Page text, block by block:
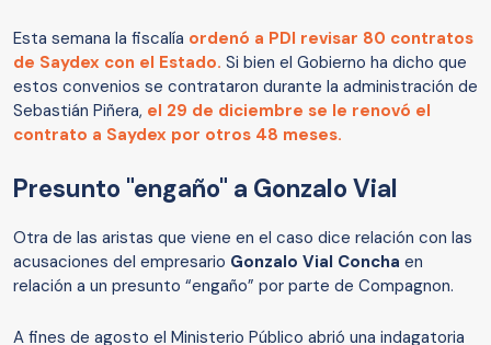
Esta semana la fiscalía ordenó a PDI revisar 80 contratos
de Saydex con el Estado. Si bien el Gobierno ha dicho que
estos convenios se contrataron durante la administración de
Sebastián Piñera, el 29 de diciembre se le renovó el
contrato a Saydex por otros 48 meses.
Presunto "engaño" a Gonzalo Vial
Otra de las aristas que viene en el caso dice relación con las
acusaciones del empresario Gonzalo Vial Concha en
relación a un presunto “engaño” por parte de Compagnon.
A fines de agosto el Ministerio Público abrió una indagatoria